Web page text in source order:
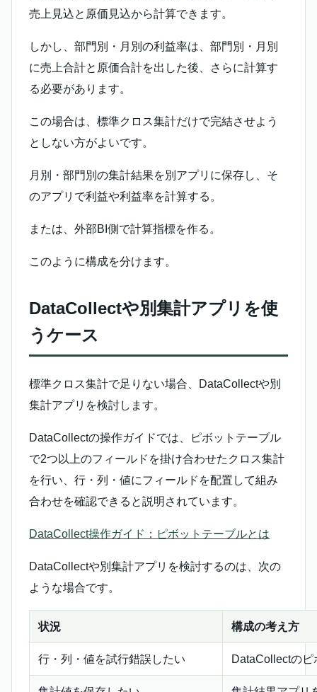
売上見込と原価見込から計算できます。
しかし、部門別・月別の利益率は、部門別・月別
に売上合計と原価合計を出した後、さらに計算す
る必要があります。
この場合は、標準クロス集計だけで完結させよう
としない方がよいです。
月別・部門別の集計結果を別アプリに保存し、そ
のアプリで利益や利益率を計算する。
または、外部BI側で計算指標を作る。
このように構成を分けます。
DataCollectや別集計アプリを使
うケース
標準クロス集計で足りない場合、DataCollectや別
集計アプリを検討します。
DataCollectの操作ガイドでは、ピボットテーブル
で2つ以上のフィールドを掛け合わせたクロス集計
を行い、行・列・値にフィールドを配置して組み
合わせを確認できると説明されています。
DataCollect操作ガイド：ピボットテーブルとは
DataCollectや別集計アプリを検討するのは、次の
ような場合です。
状況 構成の考え方
行・列・値を試行錯誤したい DataCollectの